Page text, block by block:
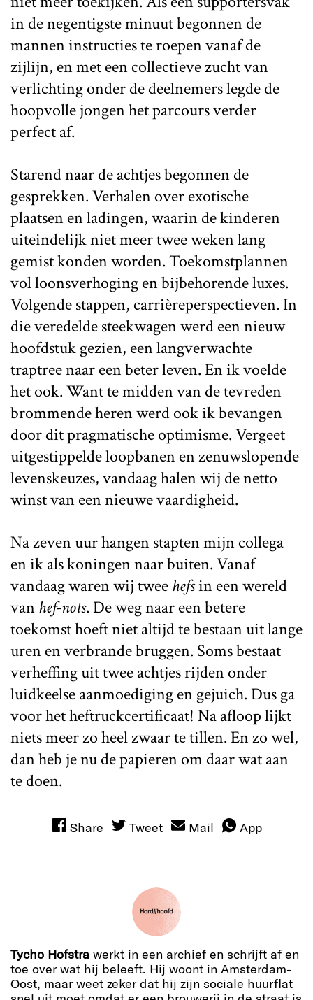
in de negentigste minuut begonnen de
mannen instructies te roepen vanaf de
zijlijn, en met een collectieve zucht van
verlichting onder de deelnemers legde de
hoopvolle jongen het parcours verder
perfect af.
Starend naar de achtjes begonnen de
gesprekken. Verhalen over exotische
plaatsen en ladingen, waarin de kinderen
uiteindelijk niet meer twee weken lang
gemist konden worden. Toekomstplannen
vol loonsverhoging en bijbehorende luxes.
Volgende stappen, carrièreperspectieven. In
die veredelde steekwagen werd een nieuw
hoofdstuk gezien, een langverwachte
traptree naar een beter leven. En ik voelde
het ook. Want te midden van de tevreden
brommende heren werd ook ik bevangen
door dit pragmatische optimisme. Vergeet
uitgestippelde loopbanen en zenuwslopende
levenskeuzes, vandaag halen wij de netto
winst van een nieuwe vaardigheid.
Na zeven uur hangen stapten mijn collega
en ik als koningen naar buiten. Vanaf
vandaag waren wij tweehefsin een wereld
vanhef-nots. De weg naar een betere
toekomst hoeft niet altijd te bestaan uit lange
uren en verbrande bruggen. Soms bestaat
verheffing uit twee achtjes rijden onder
luidkeelse aanmoediging en gejuich. Dus ga
voor het heftruckcertificaat! Na afloop lijkt
niets meer zo heel zwaar te tillen. En zo wel,
dan heb je nu de papieren om daar wat aan
te doen.
Share Tweet Mail App
Tycho Hofstra werkt in een archief en schrijft af en
toe over wat hij beleeft. Hij woont in Amsterdam-
Oost, maar weet zeker dat hij zijn sociale huurflat